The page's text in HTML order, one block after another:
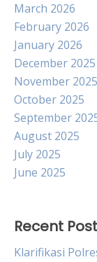
March 2026
February 2026
January 2026
December 2025
November 2025
October 2025
September
August 2025
July 2025
June 2025
Recent
Klarifikasi